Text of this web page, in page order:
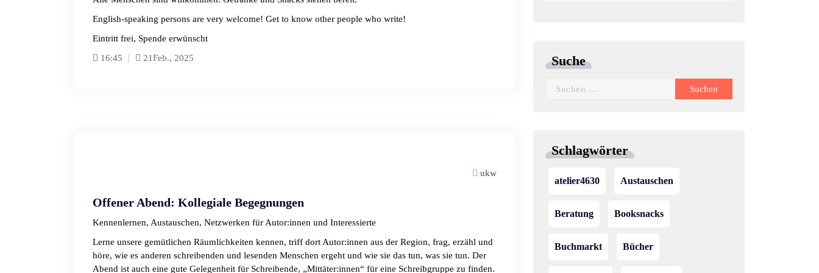
English-speaking persons are very welcome! Get to know other people who write!
Eintritt frei, Spende erwünscht
16:45
21Feb., 2025
ukw
Offener Abend: Kollegiale Begegnungen
Kennenlernen, Austauschen, Netzwerken für Autor:innen und Interessierte
Lerne unsere gemütlichen Räumlichkeiten kennen, triff dort Autor:innen aus der Region, frag, erzähl und
höre, wie es anderen schreibenden und lesenden Menschen ergeht und wie sie das tun, was sie tun. Der
Abend ist auch eine gute Gelegenheit für Schreibende, „Mittäter:innen“ für eine Schreibgruppe zu finden.
Suche
Suchen
Schlagwörter
atelier4630 Austauschen
Beratung Booksnacks
Buchmarkt Bücher